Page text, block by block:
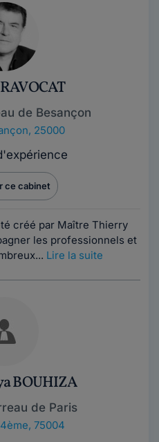
de Besançon
25000
ce cabinet
créé par Maître Thierry
les professionnels et
Lire la suite
BOUHIZA
de Paris
75004